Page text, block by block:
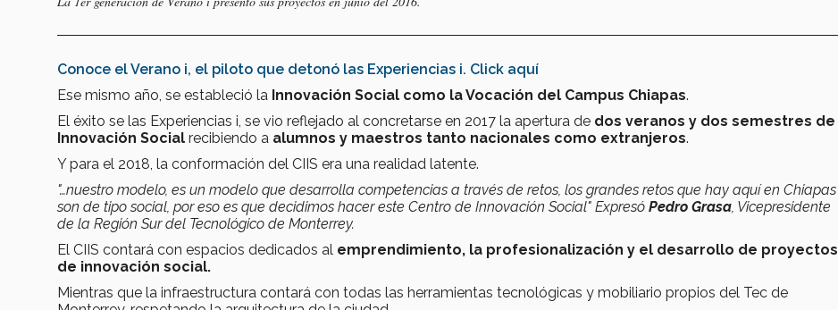
Conoce el Verano i, el piloto que detonó las Experiencias i. Click aquí
Ese mismo año, se estableció la Innovación Social como la Vocación del Campus Chiapas.
El éxito se las Experiencias i, se vio reflejado al concretarse en 2017 la apertura de dos veranos y dos semestres de
Innovación Social recibiendo a alumnos y maestros tanto nacionales como extranjeros.
Y para el 2018, la conformación del CIIS era una realidad latente.
"…nuestro modelo, es un modelo que desarrolla competencias a través de retos, los grandes retos que hay aquí en Chiapas
son de tipo social, por eso es que decidimos hacer este Centro de Innovación Social" Expresó Pedro Grasa , Vicepresidente
de la Región Sur del Tecnológico de Monterrey.
El CIIS contará con espacios dedicados al emprendimiento, la profesionalización y el desarrollo de proyectos
de innovación social.
Mientras que la infraestructura contará con todas las herramientas tecnológicas y mobiliario propios del Tec de